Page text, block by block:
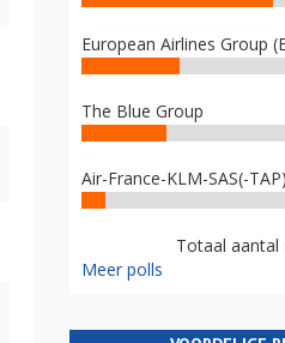
European Airlines Group
The Blue Group
Air-France-KLM-SAS(-TAP)
Totaal aantal
Meer polls